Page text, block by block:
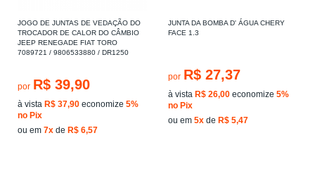
JOGO DE JUNTAS DE VEDAÇÃO DO
TROCADOR DE CALOR DO CÂMBIO
JEEP RENEGADE FIAT TORO
7089721 / 9806533880 / DR1250
por R$ 39,90
à vista R$ 37,90 economize 5%
no Pix
ou em 7x de R$ 6,57
JUNTA DA BOMBA D' ÁGUA CHERY
FACE 1.3
por R$ 27,37
à vista R$ 26,00 economize 5%
no Pix
ou em 5x de R$ 5,47